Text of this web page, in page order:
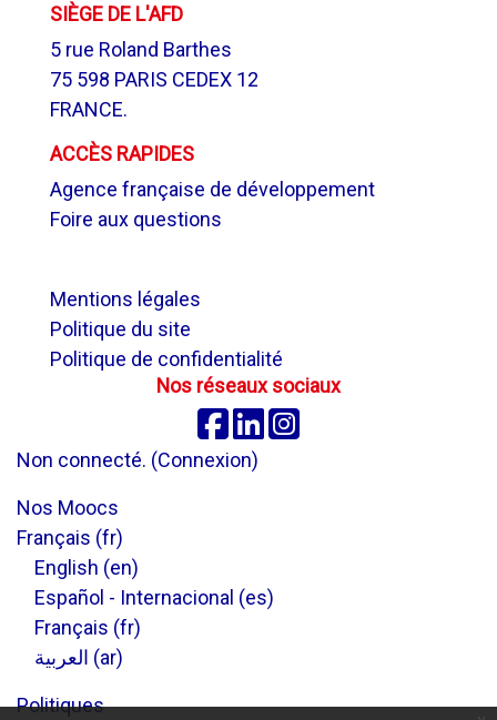
SIÈGE DE L'AFD
5 rue Roland Barthes
75 598 PARIS CEDEX 12
FRANCE.
ACCÈS RAPIDES
Agence française de développement
Foire aux questions
Mentions légales
Politique du site
Politique de confidentialité
Nos réseaux sociaux
Facebook
Linkedin
Non connecté. (Connexion)
Nos Moocs
Français ‎(fr)‎
English ‎(en)‎
Español - Internacional ‎(es)‎
Français ‎(fr)‎
العربية ‎(ar)‎
Politiques